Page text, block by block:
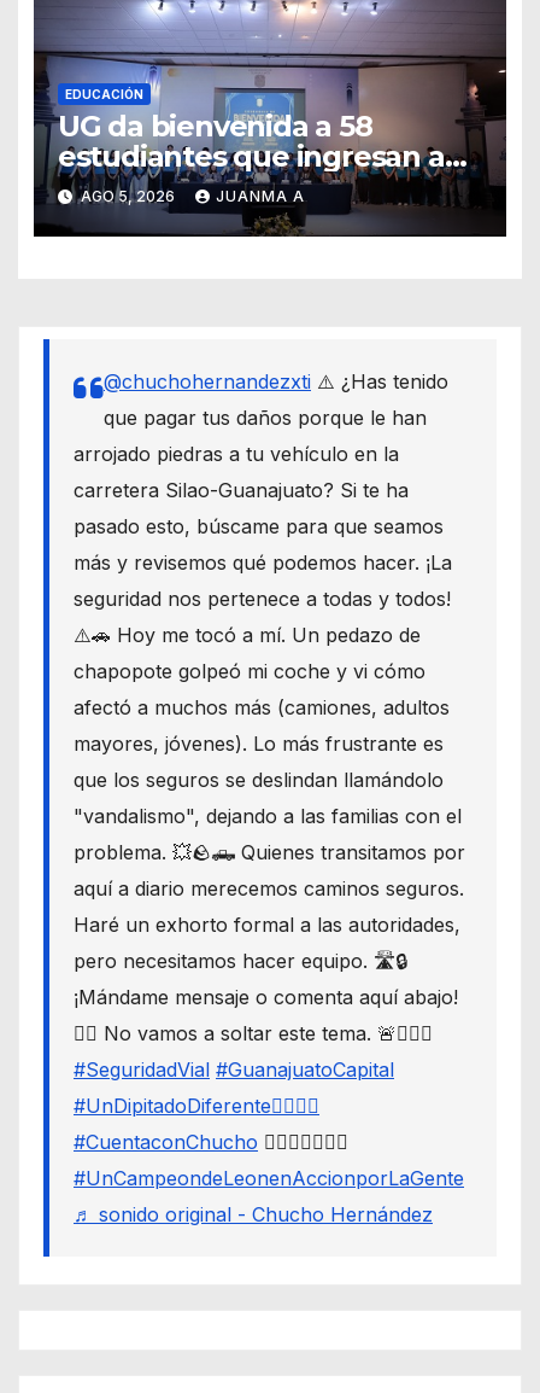
EDUCACIÓN
UG da bienvenida a 58
estudiantes que ingresan a
través de los programas de
equidad
AGO 5, 2026 JUANMA A
@chuchohernandezxti ⚠️ ¿Has tenido
que pagar tus daños porque le han
arrojado piedras a tu vehículo en la
carretera Silao-Guanajuato? Si te ha
pasado esto, búscame para que seamos
más y revisemos qué podemos hacer. ¡La
seguridad nos pertenece a todas y todos!
⚠️🚗 Hoy me tocó a mí. Un pedazo de
chapopote golpeó mi coche y vi cómo
afectó a muchos más (camiones, adultos
mayores, jóvenes). Lo más frustrante es
que los seguros se deslindan llamándolo
"vandalismo", dejando a las familias con el
problema. 💥🪨🛻 Quienes transitamos por
aquí a diario merecemos caminos seguros.
Haré un exhorto formal a las autoridades,
pero necesitamos hacer equipo. 🛣️🔒
¡Mándame mensaje o comenta aquí abajo!
👇🏼 No vamos a soltar este tema. 🚨🙋🏾‍♂️
#SeguridadVial #GuanajuatoCapital
#UnDipitadoDiferente🙋🏽‍♂️⚖️
#CuentaconChucho 🙋🏾‍♂️✌🏾☝🏾
#UnCampeondeLeonenAccionporLaGente
♬ sonido original - Chucho Hernández